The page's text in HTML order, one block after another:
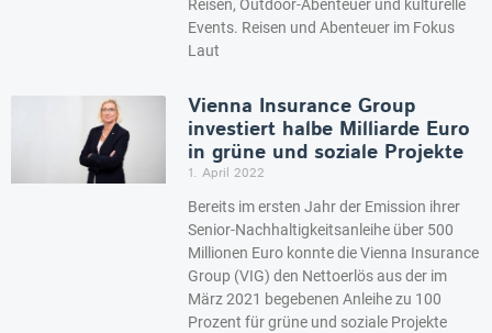
Reisen, Outdoor-Abenteuer und kulturelle
Events. Reisen und Abenteuer im Fokus
Laut
Vienna Insurance Group
investiert halbe Milliarde Euro
in grüne und soziale Projekte
1. April 2022
Bereits im ersten Jahr der Emission ihrer
Senior-Nachhaltigkeitsanleihe über 500
Millionen Euro konnte die Vienna Insurance
Group (VIG) den Nettoerlös aus der im
März 2021 begebenen Anleihe zu 100
Prozent für grüne und soziale Projekte